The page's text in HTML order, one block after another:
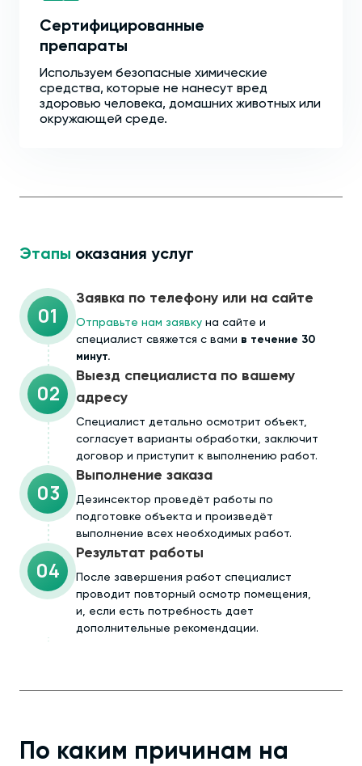
Сертифицированные
препараты
Используем безопасные химические
средства, которые не нанесут вред
здоровью человека, домашних животных или
окружающей среде.
Этапы оказания услуг
01
Заявка по телефону или на сайте
Отправьте нам заявку на сайте и
специалист свяжется с вами в течение 30
минут.
02
Выезд специалиста по вашему
адресу
Cпециалист детально осмотрит объект,
согласует варианты обработки, заключит
договор и приступит к выполнению работ.
03
Выполнение заказа
Дезинсектор проведёт работы по
подготовке объекта и произведёт
выполнение всех необходимых работ.
04
Результат работы
После завершения работ специалист
проводит повторный осмотр помещения,
и, если есть потребность дает
дополнительные рекомендации.
По каким причинам на